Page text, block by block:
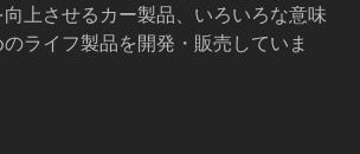
上させるカー製品、いろいろな意味
ライフ製品を開発・販売していま